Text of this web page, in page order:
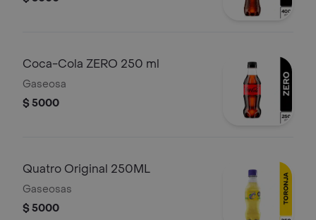
Coca-Cola ZERO 250 ml
Gaseosa
$ 5000
Quatro Original 250ML
Gaseosas
$ 5000